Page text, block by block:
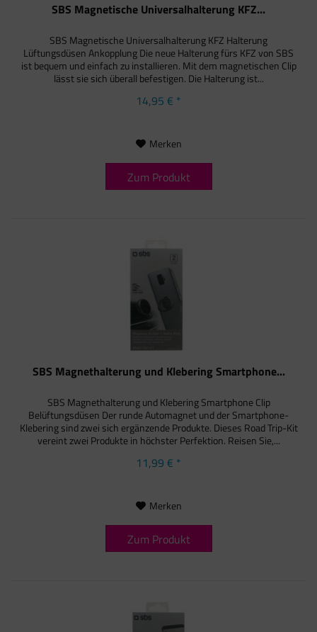
SBS Magnetische Universalhalterung KFZ...
SBS Magnetische Universalhalterung KFZ Halterung
Lüftungsdüsen Ankopplung Die neue Halterung fürs KFZ von SBS
ist bequem und einfach zu installieren. Mit dem magnetischen Clip
lässt sie sich überall befestigen. Die Halterung ist...
14,95 € *
Merken
Zum Produkt
SBS Magnethalterung und Klebering Smartphone...
SBS Magnethalterung und Klebering Smartphone Clip
Belüftungsdüsen Der runde Automagnet und der Smartphone-
Klebering sind zwei sich ergänzende Produkte. Dieses Road Trip-Kit
vereint zwei Produkte in höchster Perfektion. Reisen Sie,...
11,99 € *
Merken
Zum Produkt